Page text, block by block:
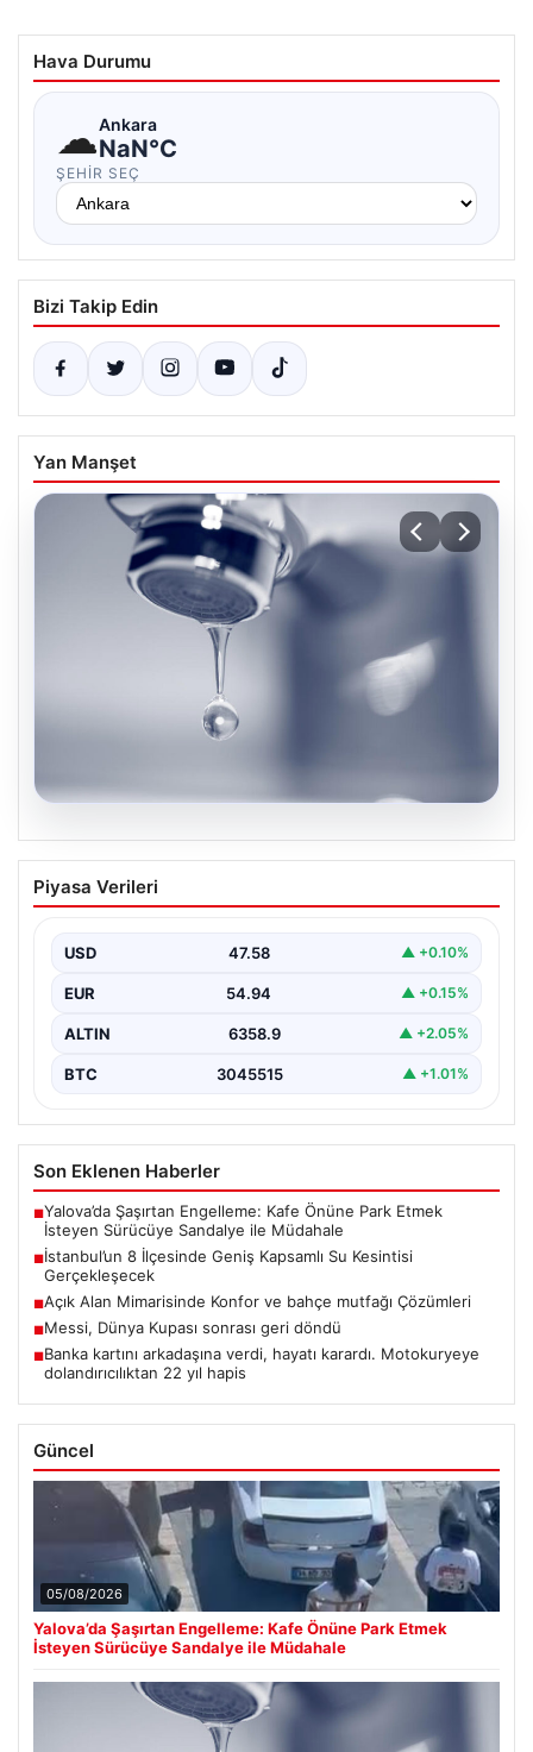
Hava Durumu
☁Ankara
NaN°C
ŞEHIR SEÇ
Bizi Takip Edin
Yan Manşet
İstanbul’un 8 İlçesinde Geniş Kapsamlı
Su Kesintisi Gerçekleşecek
önemli altyapı yenileme çalışmaları kapsamında şehrin…
Piyasa Verileri
USD 47.58 ▲ +0.10%
EUR 54.94 ▲ +0.15%
ALTIN 6358.9 ▲ +2.05%
BTC 3045515 ▲ +1.01%
Son Eklenen Haberler
■Yalova’da Şaşırtan Engelleme: Kafe Önüne Park Etmek
İsteyen Sürücüye Sandalye ile Müdahale
■İstanbul’un 8 İlçesinde Geniş Kapsamlı Su Kesintisi
Gerçekleşecek
■Açık Alan Mimarisinde Konfor ve bahçe mutfağı Çözümleri
■Messi, Dünya Kupası sonrası geri döndü
■Banka kartını arkadaşına verdi, hayatı karardı. Motokuryeye
dolandırıcılıktan 22 yıl hapis
Güncel
05/08/2026
Yalova’da Şaşırtan Engelleme: Kafe Önüne Park Etmek
İsteyen Sürücüye Sandalye ile Müdahale